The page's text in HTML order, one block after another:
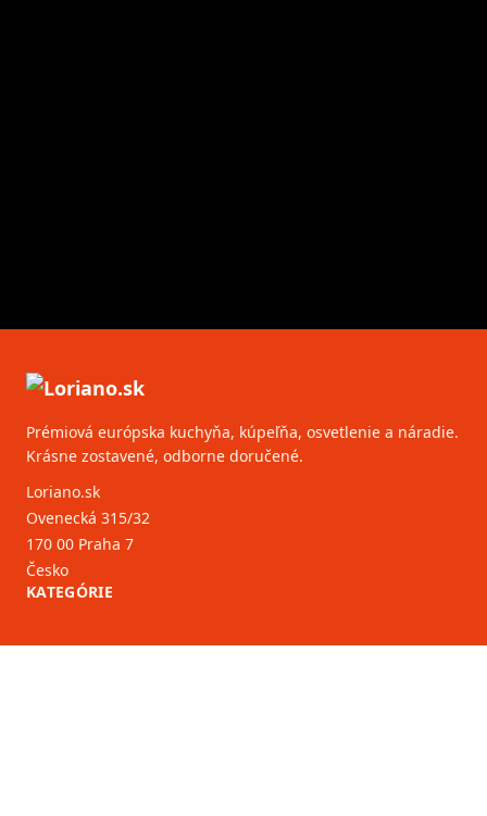
Prémiová európska kuchyňa, kúpeľňa, osvetlenie a náradie.
Krásne zostavené, odborne doručené.
Loriano.sk
Ovenecká 315/32
170 00 Praha 7
Česko
KATEGÓRIE